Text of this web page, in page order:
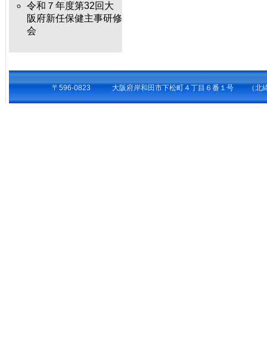
令和７年度第32回大
阪府新任保健主事研修
会
〒596-0823 大阪府岸和田市下松町４丁目６番１号 （北